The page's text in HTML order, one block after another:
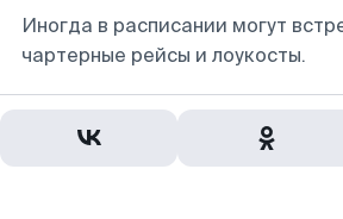
Иногда в расписании могут
чартерные рейсы и лоукосты.